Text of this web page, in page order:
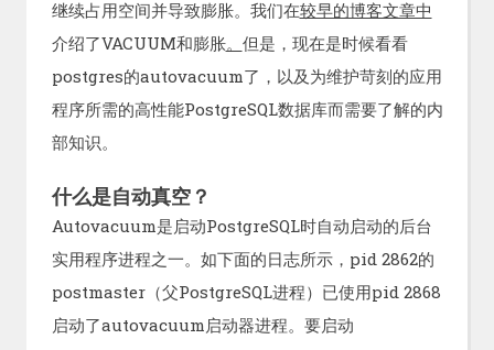
继续占用空间并导致膨胀。我们在较早的博客文章中
介绍了VACUUM和膨胀。 但是，现在是时候看看
postgres的autovacuum了，以及为维护苛刻的应用
程序所需的高性能PostgreSQL数据库而需要了解的内
部知识。
什么是自动真空？
Autovacuum是启动PostgreSQL时自动启动的后台
实用程序进程之一。如下面的日志所示，pid 2862的
postmaster（父PostgreSQL进程）已使用pid 2868
启动了autovacuum启动器进程。要启动